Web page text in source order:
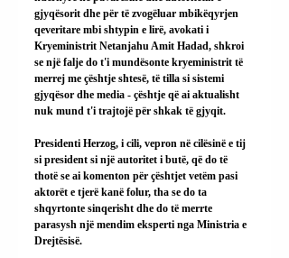
gjyqësorit dhe për të zvogëluar mbikëqyrjen
qeveritare mbi shtypin e lirë, avokati i
Kryeministrit Netanjahu Amit Hadad, shkroi
se një falje do t'i mundësonte kryeministrit të
merrej me çështje shtesë, të tilla si sistemi
gjyqësor dhe media - çështje që ai aktualisht
nuk mund t'i trajtojë për shkak të gjyqit.
Presidenti Herzog, i cili, vepron në cilësinë e tij
si president si një autoritet i butë, që do të
thotë se ai komenton për çështjet vetëm pasi
aktorët e tjerë kanë folur, tha se do ta
shqyrtonte sinqerisht dhe do të merrte
parasysh një mendim eksperti nga Ministria e
Drejtësisë.